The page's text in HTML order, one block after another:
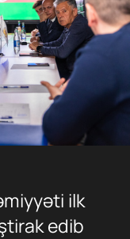
ilk
edib